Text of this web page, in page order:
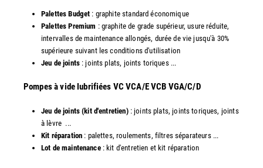
Palettes Budget : graphite standard économique
Palettes Premium : graphite de grade supérieur, usure réduite,
intervalles de maintenance allongés, durée de vie jusqu'à 30%
supérieure suivant les conditions d'utilisation
Jeu de joints: joints plats, joints toriques ...
​Pompes à vide lubrifiées VC VCA/E VCB VGA/C/D
Jeu de joints (kit d'entretien) : joints plats, joints toriques, joints
à lèvre ...
Kit réparation : palettes, roulements, filtres séparateurs ...
Lot de maintenance: kit d'entretien et kit réparation​